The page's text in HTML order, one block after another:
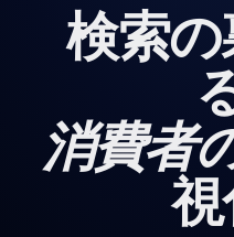
EV 充電 比較
検索
消費者
視